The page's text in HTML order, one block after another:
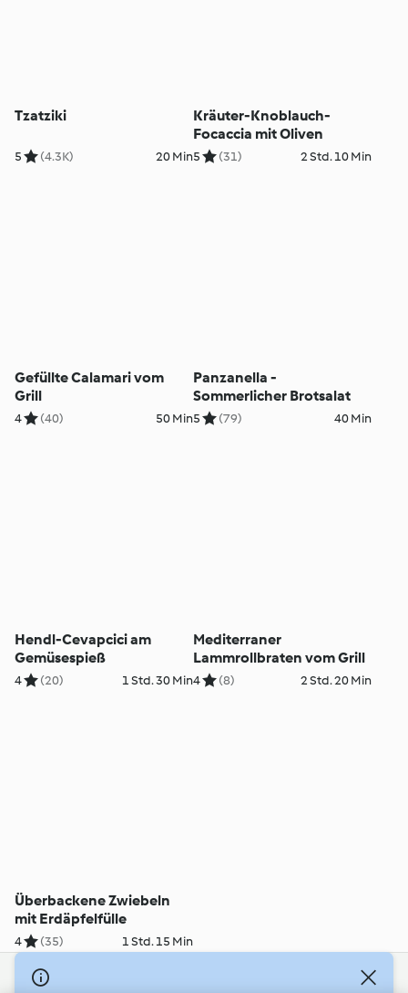
Tzatziki
5 (4.3K) 20 Min
Kräuter-Knoblauch-
Focaccia mit Oliven
5 (31) 2 Std. 10 Min
Gefüllte Calamari vom
Grill
4 (40) 50 Min
Panzanella -
Sommerlicher Brotsalat
5 (79) 40 Min
Hendl-Cevapcici am
Gemüsespieß
4 (20) 1 Std. 30 Min
Mediterraner
Lammrollbraten vom Grill
4 (8) 2 Std. 20 Min
Überbackene Zwiebeln
mit Erdäpfelfülle
4 (35) 1 Std. 15 Min
© Copyright 2026